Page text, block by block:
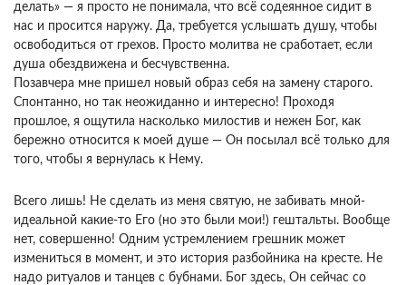
делать» — я просто не понимала, что всё содеянное сидит в
нас и просится наружу. Да, требуется услышать душу, чтобы
освободиться от грехов. Просто молитва не сработает, если
душа обездвижена и бесчувственна.
Позавчера мне пришел новый образ себя на замену старого.
Спонтанно, но так неожиданно и интересно! Проходя
прошлое, я ощутила насколько милостив и нежен Бог, как
бережно относится к моей душе — Он посылал всё только для
того, чтобы я вернулась к Нему.
Всего лишь! Не сделать из меня святую, не забивать мной-
идеальной какие-то Его (но это были мои!) гештальты. Вообще
нет, совершенно! Одним устремлением грешник может
измениться в момент, и это история разбойника на кресте. Не
надо ритуалов и танцев с бубнами. Бог здесь, Он сейчас со